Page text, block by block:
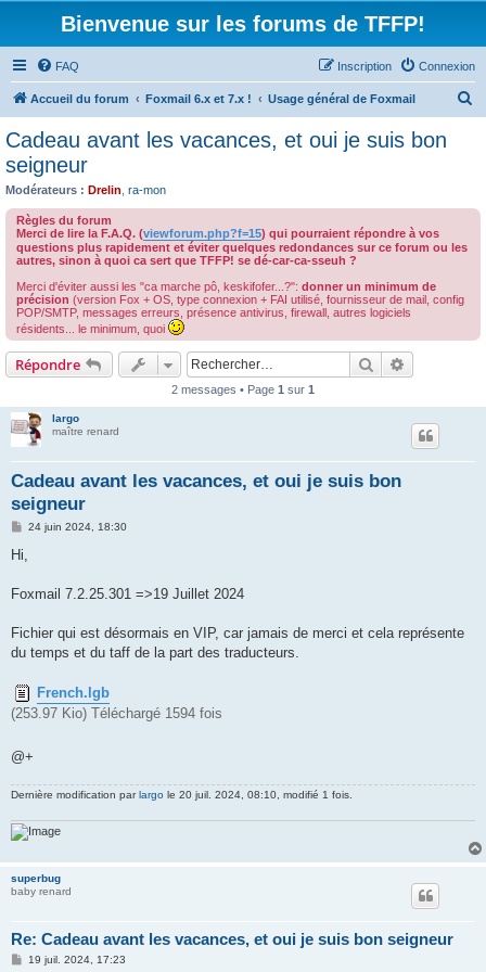
Bienvenue sur les forums de TFFP!
FAQ Connexion
Inscription
Accueil du forum Foxmail 6.x et 7.x ! Usage général de Foxmail
Cadeau avant les vacances, et oui je suis bon
seigneur
Modérateurs : Drelin ra-mon
Règles du forum
Merci de lire la F.A.Q. (viewforum.php?f=15) qui pourraient répondre à vos
questions plus rapidement et éviter quelques redondances sur ce forum ou les
autres, sinon à quoi ca sert que TFFP! se dé-car-ca-sseuh ?
Merci d'éviter aussi les "ca marche pô, keskifofer...?": donner un minimum de
précision (version Fox + OS, type connexion + FAI utilisé, fournisseur de mail, config
POP/SMTP, messages erreurs, présence antivirus, firewall, autres logiciels
résidents... le minimum, quoi
Répondre Rechercher
2 messages • Page 1 sur 1
largo
maître renard
Cadeau avant les vacances, et oui je suis bon
seigneur
M
s
g
24 juin 2024, 18:30
Hi,
Foxmail 7.2.25.301 =>19 Juillet 2024
Fichier qui est désormais en VIP, car jamais de merci et cela représente
du temps et du taff de la part des traducteurs.
French.lgb
(253.97 Kio) Téléchargé 1594 fois
@+
Dernière modification parlargo le 20 juil. 2024, 08:10, modifié 1 fois.
superbug
baby renard
Re: Cadeau avant les vacances, et oui je suis bon seigneur
M
19 juil. 2024, 17:23